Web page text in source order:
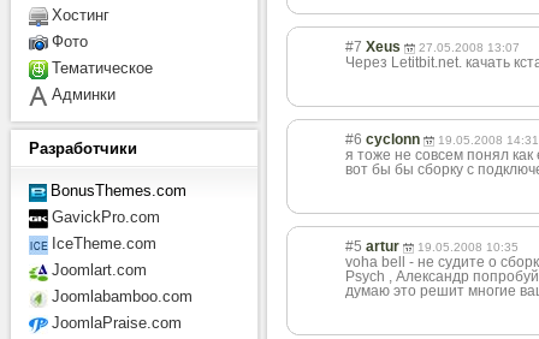
#7 Xeus 27.05.2008 13:07
Через Letitbit.net. качать
#6 cyclonn 19.05.2008 14:31
я тоже не совсем понял как
вот бы бы сборку с
#5 artur 19.05.2008 10:35
voha bell - не судите о
Psych , Александр
думаю это решит многие
Хостинг
Фото
Тематическое
Админки
Разработчики
BonusThemes.com
GavickPro.com
IceTheme.com
Joomlart.com
Joomlabamboo.com
JoomlaPraise.com